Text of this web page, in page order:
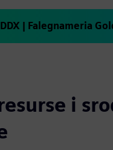
| Falegnameria
i